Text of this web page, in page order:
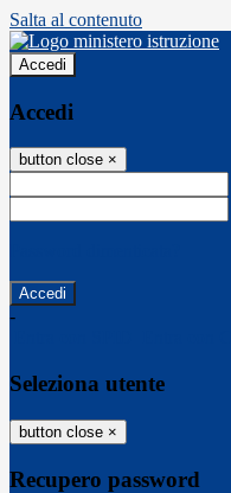
Salta al contenuto
Accedi
Accedi
button close ×
-
Seleziona utente
button close ×
Recupero password